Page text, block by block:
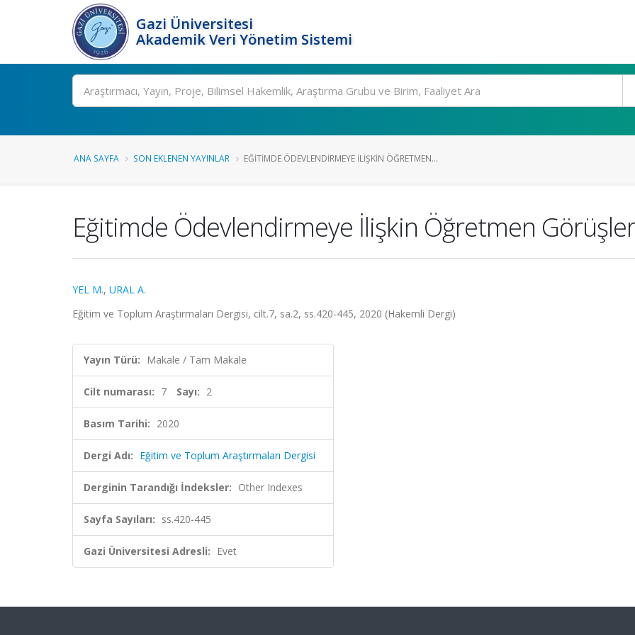
Gazi Üniversitesi
Akademik Veri Yönetim Sistemi
Ara
ANA SAYFA SON EKLENEN YAYINLAR EĞITIMDE ÖDEVLENDIRMEYE İLIŞKIN ÖĞRETMEN...
Eğitimde Ödevlendirmeye İlişkin Öğretmen
YEL M., URAL A.
Eğitim ve Toplum Araştırmaları Dergisi, cilt.7, sa.2, ss.420-445, 2020 (Hakemli Dergi)
Yayın Türü: Makale / Tam Makale
Cilt numarası: 7 Sayı: 2
Basım Tarihi: 2020
Dergi Adı: Eğitim ve Toplum Araştırmaları Dergisi
Derginin Tarandığı İndeksler: Other Indexes
Sayfa Sayıları: ss.420-445
Gazi Üniversitesi Adresli: Evet